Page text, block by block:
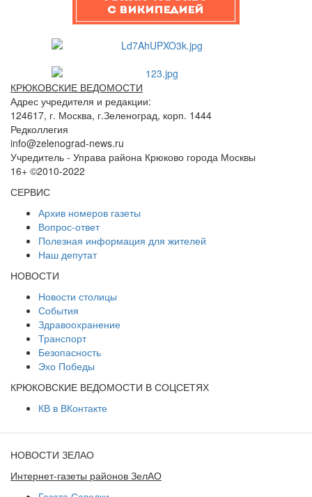
КРЮКОВСКИЕ ВЕДОМОСТИ
Адрес учредителя и редакции:
124617, г. Москва, г.Зеленоград, корп. 1444
Редколлегия
info@zelenograd-news.ru
Учредитель - Управа района Крюково города Москвы
16+ ©2010-2022
СЕРВИС
Архив номеров газеты
Вопрос-ответ
Полезная информация для жителей
Наш депутат
НОВОСТИ
Новости столицы
События
Здравоохранение
Транспорт
Безопасность
Эхо Победы
КРЮКОВСКИЕ ВЕДОМОСТИ В СОЦСЕТЯХ
КВ в ВКонтакте
НОВОСТИ ЗЕЛАО
Интернет-газеты районов ЗелАО